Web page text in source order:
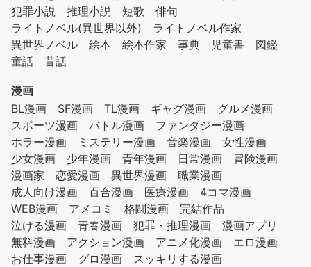
犯罪小説
推理小説 短歌
俳句
ライトノベル(異世界以外)
ライトノベル作家
異世界ノベル
絵本 絵本作家 事典 児童書
図鑑
童話
昔話
漫画
BL漫画
SF漫画 TL漫画 ギャグ漫画
グルメ漫画
スポーツ漫画
バトル漫画
ファンタジー漫画
ホラー漫画
ミステリー漫画 音楽漫画
女性漫画
少女漫画
少年漫画 青年漫画 日常漫画
冒険漫画
漫画家
恋愛漫画 異世界漫画
職業漫画
成人向け漫画
百合漫画 医療漫画
4コマ漫画
WEB漫画
アメコミ 格闘漫画
完結作品
泣ける漫画
青春漫画 犯罪・推理漫画
漫画アプリ
無料漫画
アクション漫画 アニメ化漫画
エロ漫画
お仕事漫画
グロ漫画
スッキリする漫画